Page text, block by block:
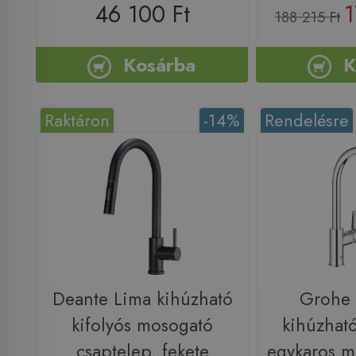
46 100 Ft
Kosárba
188 215 Ft
-14%
Raktáron
Deante Lima kihúzható
kifolyós mosogató
Rendelésre
Grohe